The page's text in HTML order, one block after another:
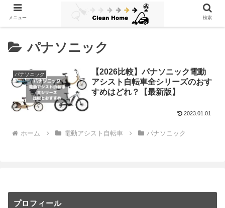
パナソニック
パナソニック
【2026比較】パナソニック電動
アシスト自転車全シリーズのおす
すめはどれ？【最新版】
2023.01.01
ホーム 電動アシスト自転車 パナソニック
プロフィール
メニュー 検索